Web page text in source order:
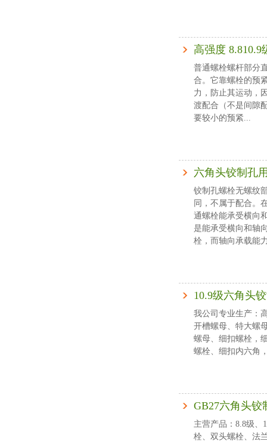
高强度 8.810.9
普通螺栓螺杆部分
合。它靠螺栓的预
力，防止其运动，
渡配合（不是间隙
要较小的预紧...
六角头铰制孔
铰制孔螺栓无螺纹
同，不属于配合。
通螺栓能承受横向
是能承受横向和轴
栓，而轴向承载能
10.9级六角头
我公司专业生产：
开槽螺母、特大螺
螺母、细扣螺栓，
螺栓、细扣内六角
GB27六角头铰
主营产品：8.8级、
栓、双头螺栓、法